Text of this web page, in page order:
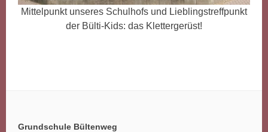
Mittelpunkt unseres Schulhofs und Lieblingstreffpunkt
der Bülti-Kids: das Klettergerüst!
Grundschule Bültenweg